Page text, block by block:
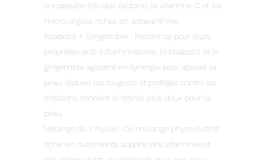
encapsulés tels que l’ectoïne, la vitamine C et les
micro-algues riches en astaxanthine.
Bisabolol + Gingembre : Reconnus pour leurs
propriétés anti-inflammatoires, le bisabolol et le
gingembre agissent en synergie pour apaiser la
peau, réduire les rougeurs et protéger contre les
irritations, rendant le rétinol plus doux pour la
peau.
Mélange de 7 huiles : Ce mélange phyto-nutritif
riche en nutriments apporte des vitamines et